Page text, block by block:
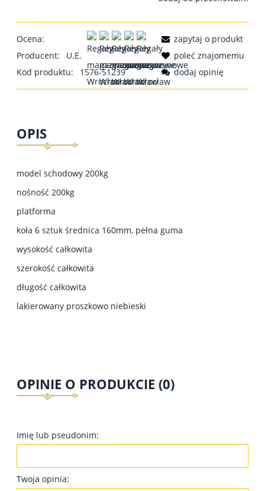
Ocena:
Producent:
U.E.
Kod produktu:
1576-51239
zapytaj o produkt
poleć znajomemu
dodaj opinię
OPIS
model schodowy 200kg
nośność 200kg
platforma
koła 6 sztuk średnica 160mm, pełna guma
wysokość całkowita
szerokość całkowita
długość całkowita
lakierowany proszkowo niebieski
OPINIE O PRODUKCIE (0)
Imię lub pseudonim:
Twoja opinia: